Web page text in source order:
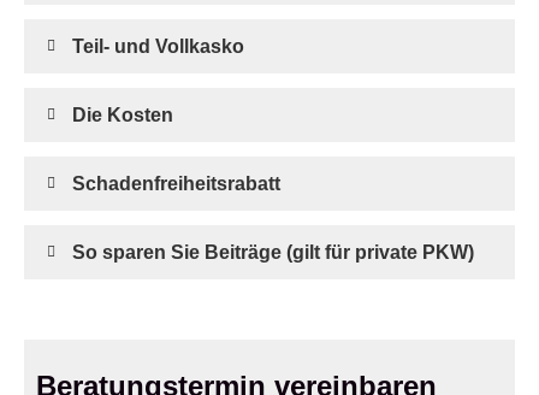
Teil- und Vollkasko
Die Kosten
Schadenfreiheitsrabatt
So sparen Sie Beiträge (gilt für private PKW)
Beratungstermin vereinbaren